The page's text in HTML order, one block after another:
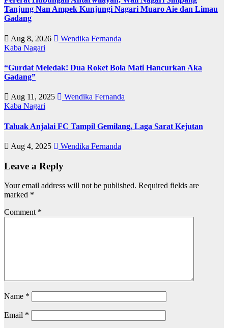
Tanjung Nan Ampek Kunjungi Nagari Muaro Aie dan Limau
Gadang
Aug 8, 2026
Wendika Fernanda
Kaba Nagari
“Gurdat Meledak! Dua Roket Bola Mati Hancurkan Aka
Gadang”
Aug 11, 2025
Wendika Fernanda
Kaba Nagari
Taluak Anjalai FC Tampil Gemilang, Laga Sarat Kejutan
Aug 4, 2025 Wendika Fernanda
Leave a Reply
Your email address will not be published. Required fields are
marked *
Comment *
Name *
Email *